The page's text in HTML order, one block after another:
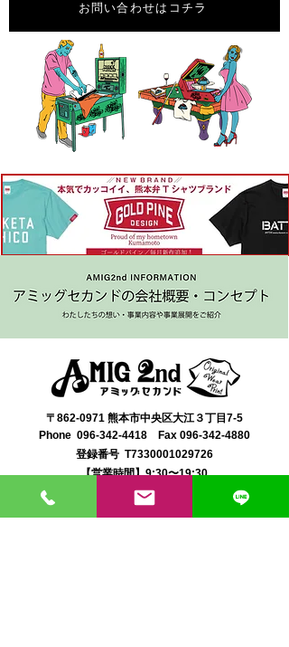
お問い合わせはコチラ
〒862-0971 熊本市中央区大江３丁目7-5
​Phone 096-342-4418 Fax 096-342-4880
登録番号 T7330001029726
【営業時間】9:30〜19:30
【1月・2月／冬季営業時間】9:30～19：00